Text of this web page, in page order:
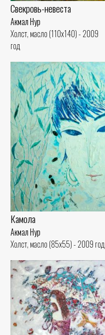
Свекровь-невеста
Акмал Нур
Холст, масло (110x140) - 2009
год
Камола
Акмал Нур
Холст, масло (85x55) - 2009 год